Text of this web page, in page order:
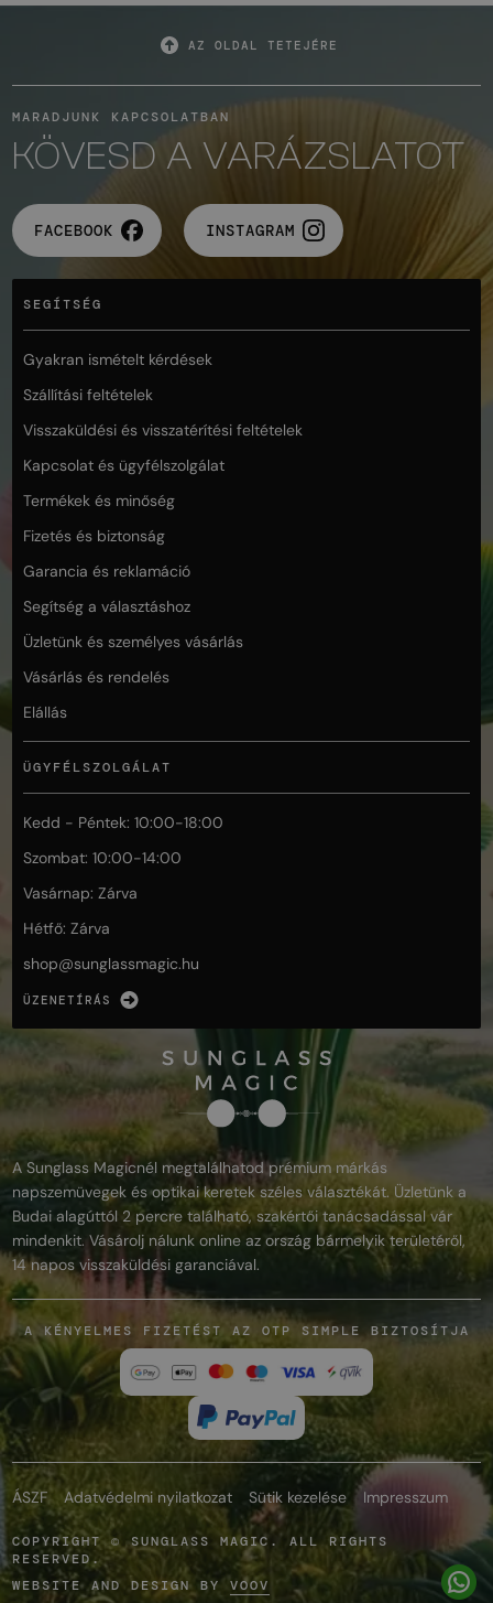
AZ OLDAL TETEJÉRE
MARADJUNK KAPCSOLATBAN
KÖVESD A VARÁZSLATOT
FACEBOOK INSTAGRAM
SEGÍTSÉG
Gyakran ismételt kérdések
Szállítási feltételek
Visszaküldési és visszatérítési feltételek
Kapcsolat és ügyfélszolgálat
Termékek és minőség
Fizetés és biztonság
Garancia és reklamáció
Segítség a választáshoz
Üzletünk és személyes vásárlás
Vásárlás és rendelés
Elállás
ÜGYFÉLSZOLGÁLAT
Kedd - Péntek: 10:00-18:00
Szombat: 10:00-14:00
Vasárnap: Zárva
Hétfő: Zárva
shop@sunglassmagic.hu
ÜZENETÍRÁS
A Sunglass Magicnél megtalálhatod prémium márkás
napszemüvegek és optikai keretek széles választékát. Üzletünk a
Budai alagúttól 2 percre található, szakértői tanácsadással vár
mindenkit. Vásárolj nálunk online az ország bármelyik területéről,
14 napos visszaküldési garanciával.
A KÉNYELMES FIZETÉST AZ OTP SIMPLE BIZTOSÍTJA
ÁSZF Adatvédelmi nyilatkozat Sütik kezelése Impresszum
COPYRIGHT © SUNGLASS MAGIC. ALL RIGHTS
RESERVED.
WEBSITE AND DESIGN BY VOOV